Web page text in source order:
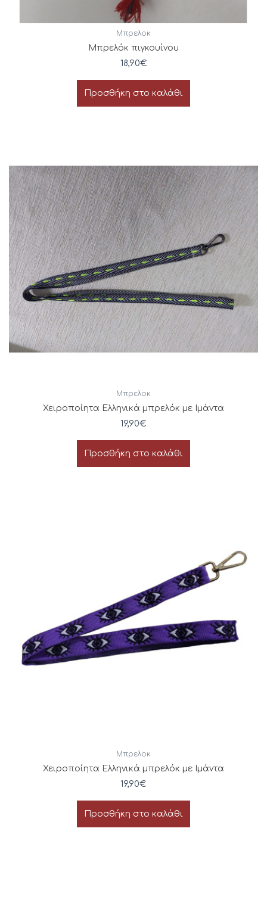
Μπρελοκ
Μπρελόκ πιγκουίνου
18,90€
Προσθήκη στο καλάθι
Μπρελοκ
Χειροποίητα Ελληνικά μπρελόκ με Ιμάντα
19,90€
Προσθήκη στο καλάθι
Μπρελοκ
Χειροποίητα Ελληνικά μπρελόκ με Ιμάντα
19,90€
Προσθήκη στο καλάθι